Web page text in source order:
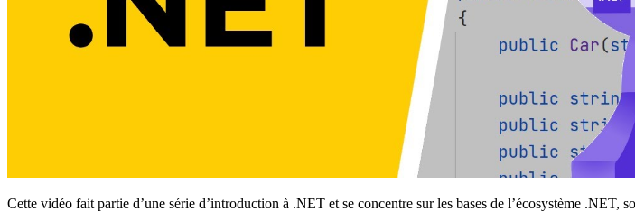
Cette vidéo fait partie d’une série d’introduction à .NET et se concentre sur les bases de l’écosystème